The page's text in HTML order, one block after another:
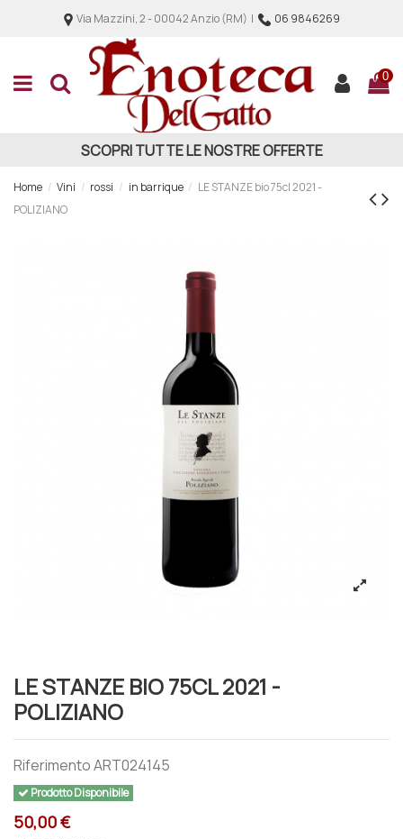
Via Mazzini, 2 - 00042 Anzio (RM) | 06 9846269
0
SCOPRI TUTTE LE NOSTRE OFFERTE
Home Vini rossi in barrique
LE STANZE bio 75cl 2021 -
POLIZIANO
LE STANZE BIO 75CL 2021 -
POLIZIANO
RiferimentoART024145
Prodotto Disponibile
50,00 €